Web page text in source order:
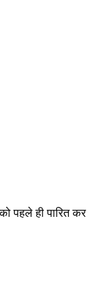
पहले ही पारित कर